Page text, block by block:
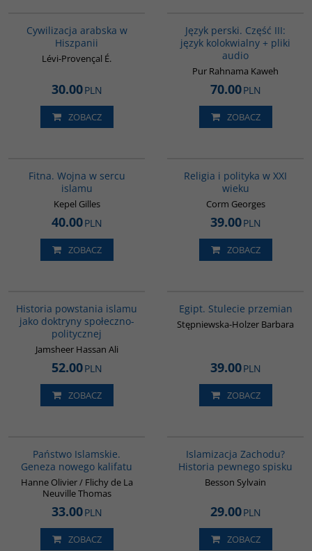
Cywilizacja arabska w
Hiszpanii
Lévi-Provençal É.
30.00PLN
ZOBACZ
Język perski. Część III:
język kolokwialny + pliki
audio
Pur Rahnama Kaweh
70.00PLN
ZOBACZ
Fitna. Wojna w sercu
islamu
Kepel Gilles
40.00PLN
ZOBACZ
Religia i polityka w XXI
wieku
Corm Georges
39.00PLN
ZOBACZ
Historia powstania islamu
jako doktryny społeczno-
politycznej
Jamsheer Hassan Ali
52.00PLN
ZOBACZ
Egipt. Stulecie przemian
Stępniewska-Holzer Barbara
39.00PLN
ZOBACZ
Państwo Islamskie.
Geneza nowego kalifatu
Hanne Olivier / Flichy de La
Neuville Thomas
33.00PLN
ZOBACZ
Islamizacja Zachodu?
Historia pewnego spisku
Besson Sylvain
29.00PLN
ZOBACZ